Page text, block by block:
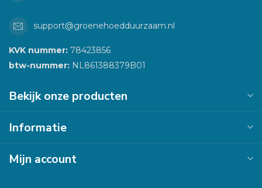
support@groenehoedduurzaam.nl
KVK nummer: 78423856
btw-nummer: NL861388379B01
Bekijk onze producten
Informatie
Mijn account